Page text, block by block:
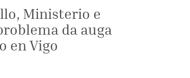
Ministerio e
da auga
en Vigo